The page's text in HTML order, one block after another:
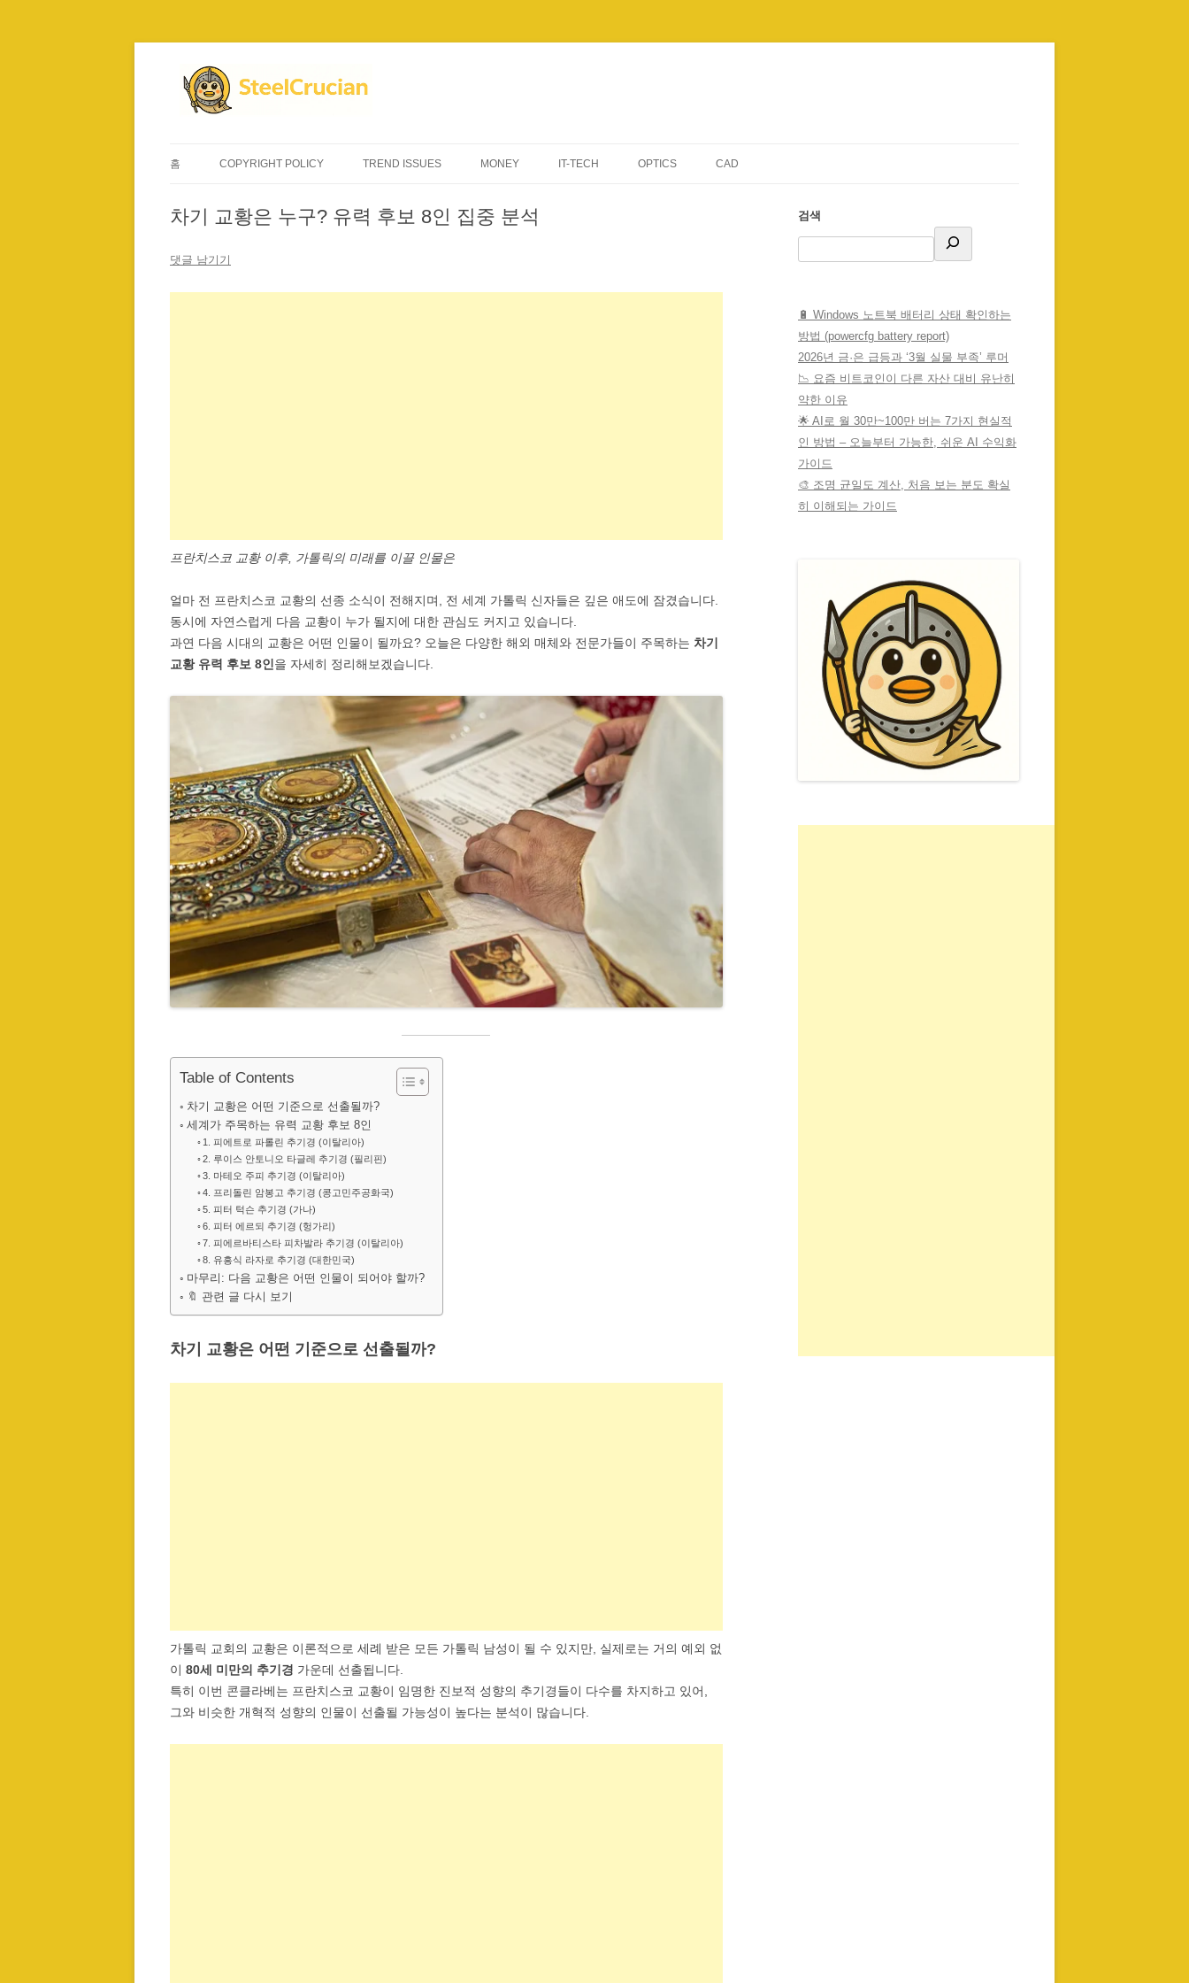
홈 COPYRIGHT POLICY TREND ISSUES MONEY IT-TECH OPTICS CAD
차기 교황은 누구? 유력 후보 8인 집중 분석
댓글 남기기
프란치스코 교황 이후, 가톨릭의 미래를 이끌 인물은
얼마 전 프란치스코 교황의 선종 소식이 전해지며, 전 세계 가톨릭 신자들은 깊은 애도에 잠겼습니다.
동시에 자연스럽게 다음 교황이 누가 될지에 대한 관심도 커지고 있습니다.
과연 다음 시대의 교황은 어떤 인물이 될까요? 오늘은 다양한 해외 매체와 전문가들이 주목하는 차기
교황 유력 후보 8인 을 자세히 정리해보겠습니다.
Table of Contents
차기 교황은 어떤 기준으로 선출될까?
세계가 주목하는 유력 교황 후보 8인
1. 피에트로 파롤린 추기경 (이탈리아)
2. 루이스 안토니오 타글레 추기경 (필리핀)
3. 마테오 주피 추기경 (이탈리아)
4. 프리돌린 암봉고 추기경 (콩고민주공화국)
5. 피터 턱슨 추기경 (가나)
6. 피터 에르되 추기경 (헝가리)
7. 피에르바티스타 피차발라 추기경 (이탈리아)
8. 유흥식 라자로 추기경 (대한민국)
마무리: 다음 교황은 어떤 인물이 되어야 할까?
🔖 관련 글 다시 보기
차기 교황은 어떤 기준으로 선출될까?
가톨릭 교회의 교황은 이론적으로 세례 받은 모든 가톨릭 남성이 될 수 있지만, 실제로는 거의 예외 없
이 80세 미만의 추기경 가운데 선출됩니다.
특히 이번 콘클라베는 프란치스코 교황이 임명한 진보적 성향의 추기경들이 다수를 차지하고 있어,
그와 비슷한 개혁적 성향의 인물이 선출될 가능성이 높다는 분석이 많습니다.
검색
🔋 Windows 노트북 배터리 상태 확인하는
방법 (powercfg battery report)
2026년 금·은 급등과 ‘3월 실물 부족’ 루머
📉 요즘 비트코인이 다른 자산 대비 유난히
약한 이유
🌟 AI로 월 30만~100만 버는 7가지 현실적
인 방법 – 오늘부터 가능한, 쉬운 AI 수익화
가이드
🎨 조명 균일도 계산, 처음 보는 분도 확실
히 이해되는 가이드